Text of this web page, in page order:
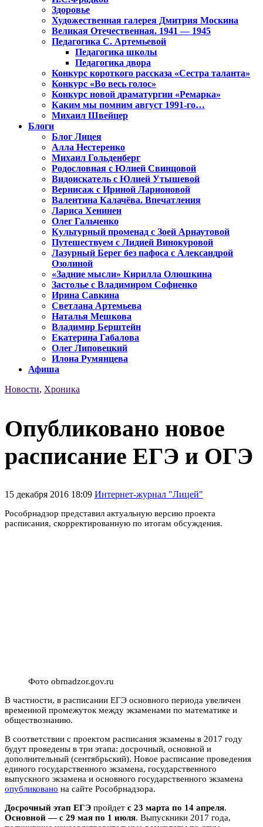
Здоровье
Художественная галерея Дмитрия Москина
Великая Отечественная. 1941 — 1945
Педагогика С. Артемьевой
Педагогика школы
Педагогика двора
Конкурс короткого рассказа «Сестра таланта»
Конкурс «Во весь голос»
Конкурс новой драматургии «Ремарка»
Каким мы помним август 1991-го…
Михаил Швейцер
Блоги
Блог Лицея
Алла Нестеренко
Михаил Гольденберг
Родословная с Юлией Свинцовой
Видоискатель с Юлией Утышевой
Вернисаж с Ириной Ларионовой
Валентина Калачёва. Впечатления
Лариса Хенинен
Олег Гальченко
Культурный променад с Зоей Арнаутовой
Путешествуем с Лидией Винокуровой
Лазурный Берег без пафоса с Александрой
Озолиной
«Задние мысли» Кирилла Олюшкина
Застолье с Владимиром Софиенко
Ирина Савкина
Светлана Артемьева
Наталья Мешкова
Владимир Берштейн
Екатерина Габалова
Олег Липовецкий
Илона Румянцева
Афиша
Новости, Хроника
Опубликовано новое
расписание ЕГЭ и ОГЭ
15 декабря 2016 18:09 Интернет-журнал "Лицей"
Рособрнадзор представил актуальную версию проекта
расписания, скорректированную по итогам обсуждения.
Фото obrnadzor.gov.ru
В частности, в расписании ЕГЭ основного периода увеличен
временной промежуток между экзаменами по математике и
обществознанию.
В соответствии с проектом расписания экзамены в 2017 году
будут проведены в три этапа: досрочный, основной и
дополнительный (сентябрьский). Новое расписание проведения
единого государственного экзамена, государственного
выпускного экзамена и основного государственного экзамена
опубликовано на сайте Рособрнадзора.
Досрочный этап ЕГЭ пройдет с 23 марта по 14 апреля.
Основной — с 29 мая по 1 июля. Выпускники 2017 года,